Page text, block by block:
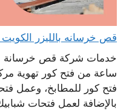
قص خرسانه بالليزر الكويت 65932555 فتح كور تكييف
ساعة من فتح كور تهوية
فتح كور للمطابخ، وعمل
بالإضافة لعمل فتحات